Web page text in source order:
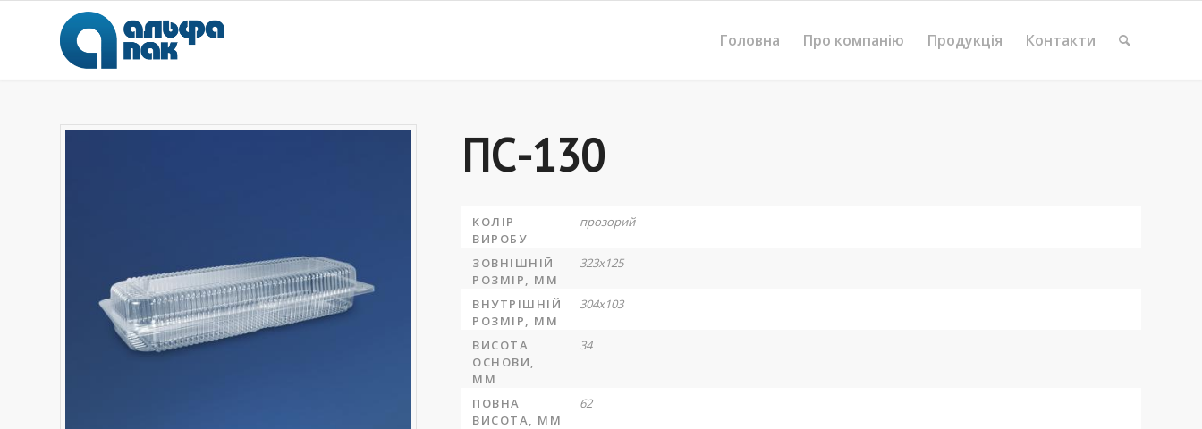
Головна Про компанію Продукція Контакти
ПС-130
КОЛІР
ВИРОБУ
прозорий
ЗОВНІШНІЙ
РОЗМІР, ММ
323х125
ВНУТРІШНІЙ
РОЗМІР, ММ
304х103
ВИСОТА
ОСНОВИ,
ММ
34
ПОВНА
ВИСОТА, ММ
62